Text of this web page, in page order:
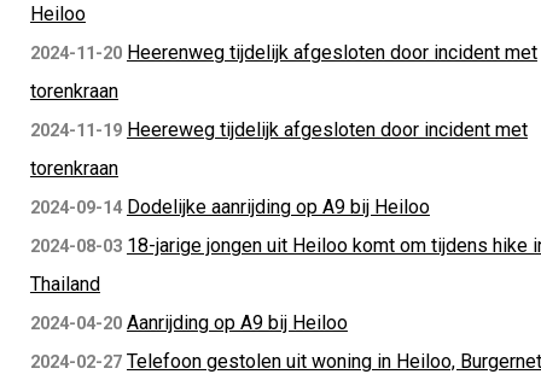
Heiloo
2024-11-20 Heerenweg tijdelijk afgesloten door incident met
torenkraan
2024-11-19 Heereweg tijdelijk afgesloten door incident met
torenkraan
2024-09-14 Dodelijke aanrijding op A9 bij Heiloo
2024-08-03 18-jarige jongen uit Heiloo komt om tijdens hike
Thailand
2024-04-20 Aanrijding op A9 bij Heiloo
2024-02-27 Telefoon gestolen uit woning in Heiloo, Burgernet